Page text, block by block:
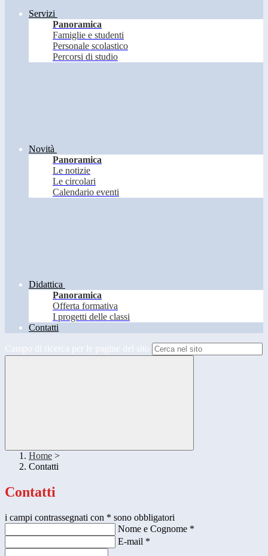
Servizi
Panoramica
Famiglie e studenti
Personale scolastico
Percorsi di studio
Novità
Panoramica
Le notizie
Le circolari
Calendario eventi
Didattica
Panoramica
Offerta formativa
I progetti delle classi
Contatti
Campo di ricerca per le pagine del sito
Home >
Contatti
Contatti
i campi contrassegnati con * sono obbligatori
Nome e Cognome *
E-mail *